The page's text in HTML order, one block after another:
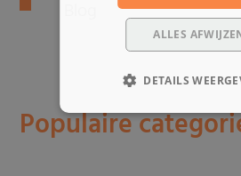
Populaire
ALLES
DETAILS